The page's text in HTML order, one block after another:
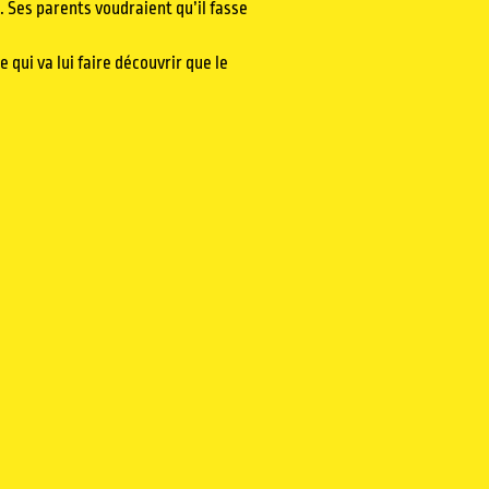
parents voudraient qu’il fasse
qui va lui faire découvrir que le